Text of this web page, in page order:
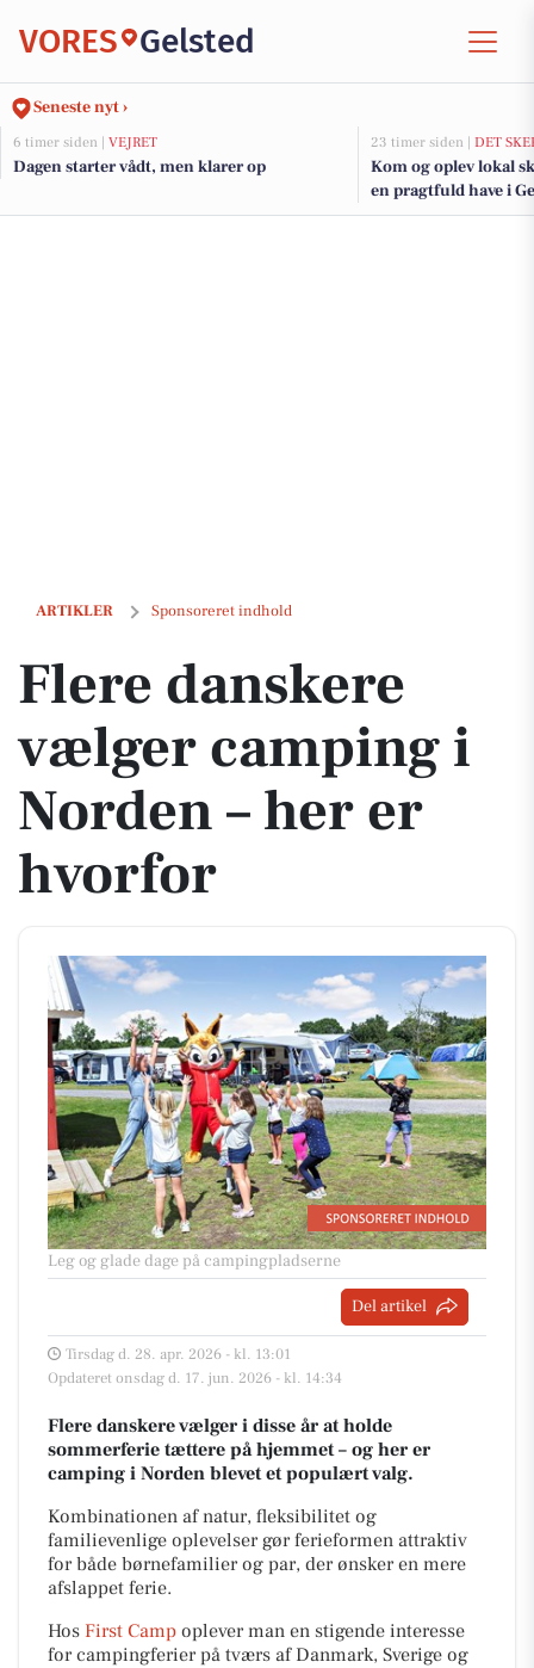
VORES Gelsted
Seneste nyt ›
6 timer siden | VEJRET
Dagen starter vådt, men klarer op
23 timer siden | DET
Kom og oplev lokal
en pragtfuld have i
ARTIKLER Sponsoreret indhold
Flere danskere vælger camping i Norden – her er hvorfor
Flere danskere
vælger camping i
Norden – her er
hvorfor
Leg og glade dage på campingpladserne
Del artikel
Tirsdag d. 28. apr. 2026 - kl. 13:01
Opdateret onsdag d. 17. jun. 2026 - kl. 14:34
Flere danskere vælger i disse år at holde
sommerferie tættere på hjemmet – og her er
camping i Norden blevet et populært valg.
Kombinationen af natur, fleksibilitet og
familievenlige oplevelser gør ferieformen attraktiv
for både børnefamilier og par, der ønsker en mere
afslappet ferie.
Hos First Camp oplever man en stigende interesse
for campingferier på tværs af Danmark, Sverige og